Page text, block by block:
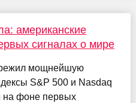
американские
сигналах о мире
мощнейшую
S&P 500 и Nasdaq
на фоне первых